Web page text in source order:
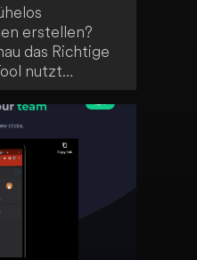
erstellen?
das Richtige
nutzt
aus
oder Fragen
Dank
Echtzeit-
und
eine